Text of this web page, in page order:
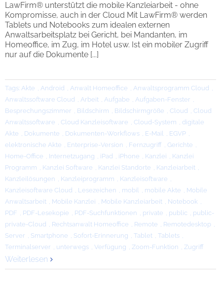
LawFirm® unterstützt die mobile Kanzleiarbeit - ohne
Kompromisse, auch in der Cloud Mit LawFirm® werden
Tablets und Notebooks zum idealen externen
Anwaltsarbeitsplatz bei Gericht, bei Mandanten, im
Homeoffice, im Zug, im Hotel usw. Ist ein mobiler Zugriff
nur auf die Dokumente [...]
Tags: Akte , Android , Anwalt Homeoffice , Anwaltsprogramm Cloud ,
Anwaltssoftware Cloud , Arbeit , Aufgabe , Aufgaben-Fenster ,
Besprechungszimmer , Bildschirm , Bildschirmgröße , Cloud , Cloud
Anwaltssoftware , Cloud Kanzleisoftware , Cloud-System , digitale
Akte , Dokumente , Dokumenten-Workflows , E-Mail , EGVP ,
elektronische Akte , Enterprise-Version , Fernzugriff , Gerichte ,
Home-Office , Internetzugang , iPad , iPhone , Kanzlei , Kanzlei
Programm , Kanzlei Software , Kanzlei Standorte , Kanzleiarbeit ,
Kanzleilösungen , Kanzleiprogramm , Kanzleisoftware ,
Kanzleisoftware Cloud , Lesezeichen , mobil , mobile Akte , Mobile
Anwaltsarbeit , Mobile Kanzlei , Mobile Kanzleiarbeit , Notebook ,
PDF , PDF-Lesekopie , PDF-Suchfunktionen , private , public , public-
private-Cloud , Rechtsanwalt Homeoffice , Remote , Remotedesktop ,
Server , Smartphone , Sofort-Erinnerung , Tablet , Tablets ,
Terminalserver , unterwegs , Verfügung , Zoom-Funktion , Zugriff
Weiterlesen